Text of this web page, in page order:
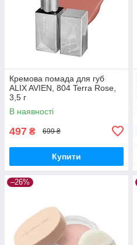
Кремова помада для губ
ALIX AVIEN, 804 Terra Rose,
3,5 г
В наявності
497 ₴ 699 ₴
Купити
–26%